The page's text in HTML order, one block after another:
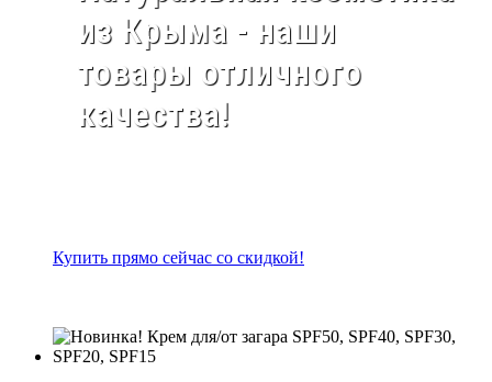
из Крыма - наши
товары отличного
качества!
Купить прямо сейчас со скидкой!